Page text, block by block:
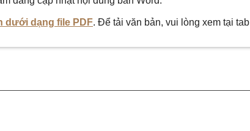
dưới dạng file PDF. Để tải văn bản, vui lòng xem tại tab